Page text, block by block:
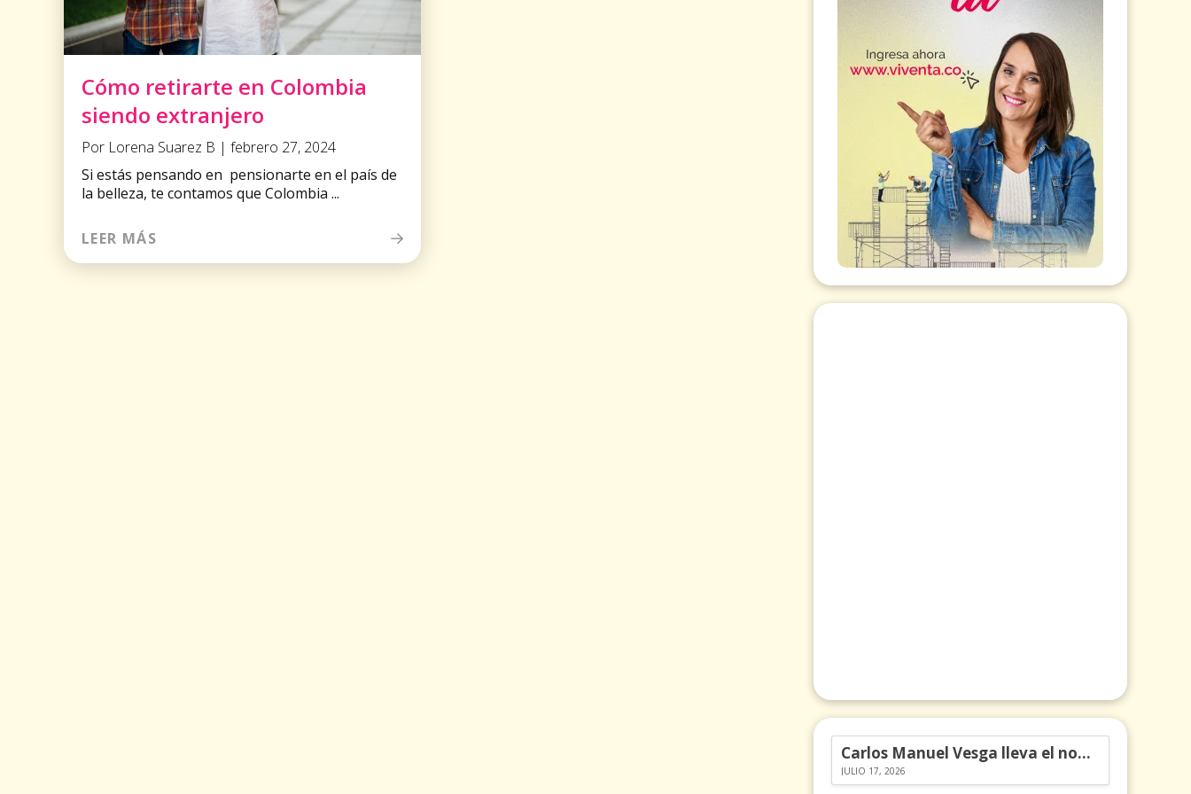
Cómo retirarte en Colombia
siendo extranjero
Por Lorena Suarez B | febrero 27, 2024
Si estás pensando en pensionarte en el país de
la belleza, te contamos que Colombia ...
LEER MÁS
Carlos Manuel Vesga lleva el nombre de Colombia a los Emmy
JULIO 17, 2026